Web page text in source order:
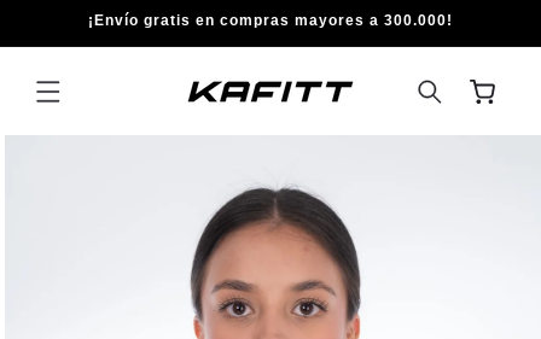
DIRECTAMENTE
AL CONTENIDO
¡Envío gratis en compras mayores a 300.000!
Carrito